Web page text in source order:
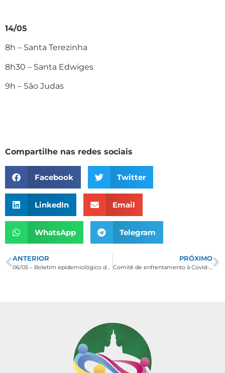
14/05
8h – Santa Terezinha
8h30 – Santa Edwiges
9h – São Judas
Compartilhe nas redes sociais
Facebook Twitter
LinkedIn Email
WhatsApp Telegram
ANTERIOR
06/05 – Boletim epidemiológico do coronavírus em Borda da Mata: mais um caso é descartado por exame laboratorial
PRÓXIMO
Comitê de enfrentamento à Covid-19 adere ao Minas Consciente, adota novos protocolos para comércio e institui o uso obrigatório de máscaras